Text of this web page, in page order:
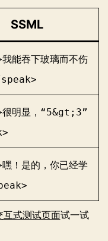
SSML
能吞下玻璃而不伤
明显，“5&gt;3”
！是的，你已经学
互式测试页面试一试